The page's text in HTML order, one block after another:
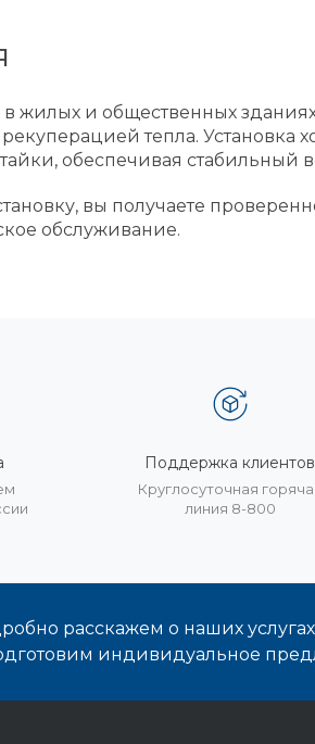
в жилых и общественных
тепла. Установка
обеспечивая стабильный
вы получаете
обслуживание.
Поддержка клиентов
Круглосуточная
линия 8-800
расскажем о наших
индивидуальное